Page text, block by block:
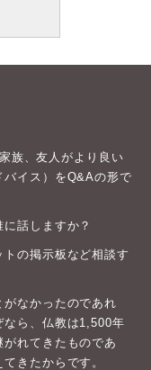
族、友人がより良い
バイス）をQ&Aの形で
話しますか？
の掲示板など相談す
なかったのであれ
なら、仏教は1,500年
れてきたものであ
きたからです。